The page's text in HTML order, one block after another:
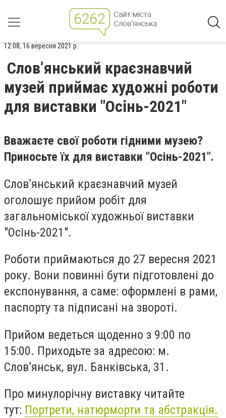
12:08, 16 вересня 2021 р.
Слов’янський краєзнавчий
музей приймає художні роботи
для виставки "Осінь-2021"
Вважаєте свої роботи гідними музею?
Приносьте їх для виставки "Осінь-2021".
Слов’янський краєзнавчий музей
оголошує прийом робіт для
загальноміської художньої виставки
"Осінь-2021".
Роботи приймаються до 27 вересня 2021
року. Вони повинні бути підготовлені до
експонування, а саме: оформлені в рами,
паспорту та підписані на звороті.
Прийом ведеться щоденно з 9:00 по
15:00. Приходьте за адресою: м.
Слов’янськ, вул. Банківська, 31.
Про минулорічну виставку читайте
тут: Портрети, натюрморти та абстракція.